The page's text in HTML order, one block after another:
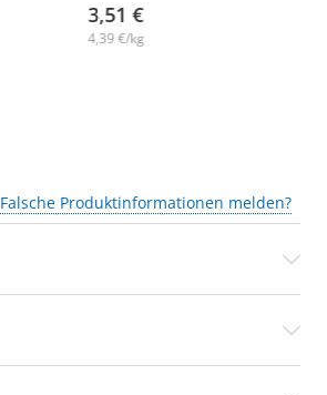
3,51 €
4,39 €/kg
Falsche Produktinformationen melden?